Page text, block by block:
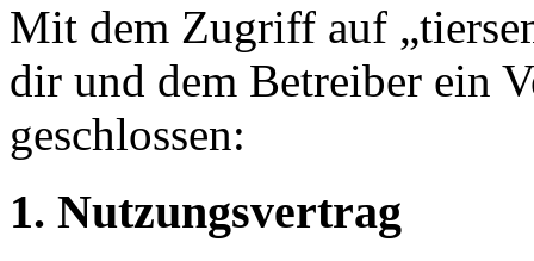
Mit dem Zugriff auf
dir und dem Betreiber ein
geschlossen:
1. Nutzungsvertrag